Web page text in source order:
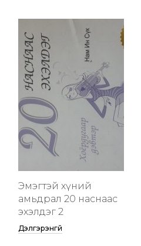
Эмэгтэй хүний
амьдрал 20 наснаас
эхэлдэг 2
Дэлгэрэнгүй